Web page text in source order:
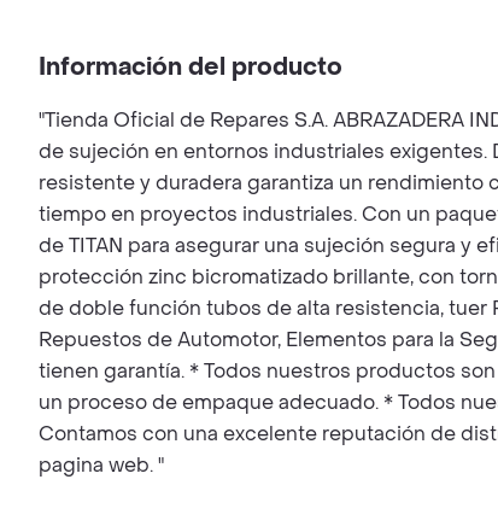
Información del producto
"Tienda Oficial de Repares S.A. ABRAZADERA
de sujeción en entornos industriales exigentes.
resistente y duradera garantiza un rendimiento
tiempo en proyectos industriales. Con un
de TITAN para asegurar una sujeción segura y
protección zinc bicromatizado brillante, con
de doble función tubos de alta resistencia, tuer
Repuestos de Automotor, Elementos para la
tienen garantía. * Todos nuestros productos
un proceso de empaque adecuado. * Todos
Contamos con una excelente reputación de
pagina web. "